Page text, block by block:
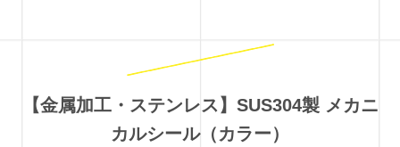
【金属加工・ステンレス】SUS304製 メカニ
カルシール（カラー）